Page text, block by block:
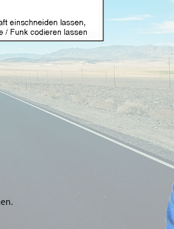
(Aftermarket Produkt)
Artikel?